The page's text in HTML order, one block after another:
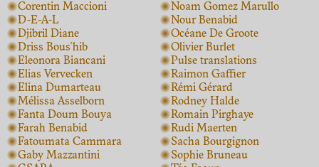
Corentin Maccioni
D-E-A-L
Djibril Diane
Driss Bous'hib
Eleonora Biancani
Elias Vervecken
Elina Dumarteau
Mélissa Asselborn
Fanta Doum Bouya
Farah Benabid
Fatoumata Cammara
Gaby Mazzantini
Noam Gomez Marullo
Nour Benabid
Océane De Groote
Olivier Burlet
Pulse translations
Raimon Gaffier
Rémi Gérard
Rodney Halde
Romain Pirghaye
Rudi Maerten
Sacha Bourgignon
Sophie Bruneau